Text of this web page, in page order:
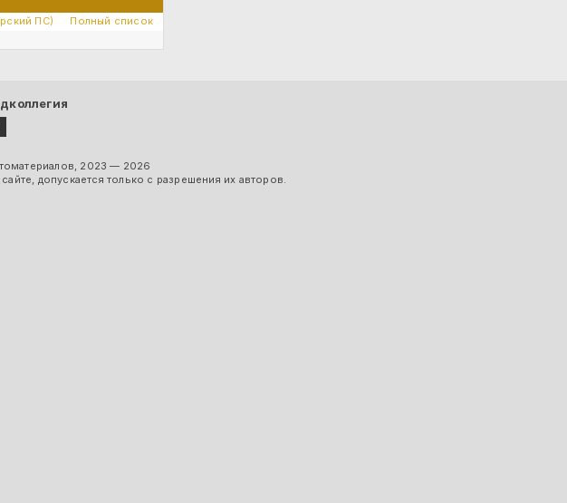
ПС) Полный список
2023 — 2026
допускается только с разрешения их авторов.